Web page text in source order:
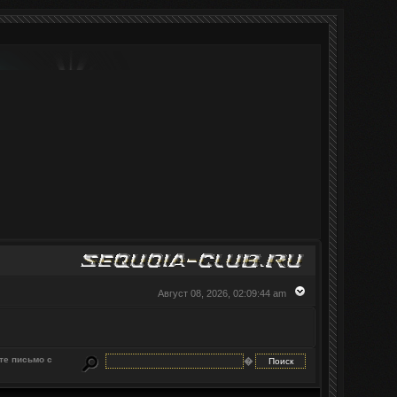
Август 08, 2026, 02:09:44 am
�
письмо с